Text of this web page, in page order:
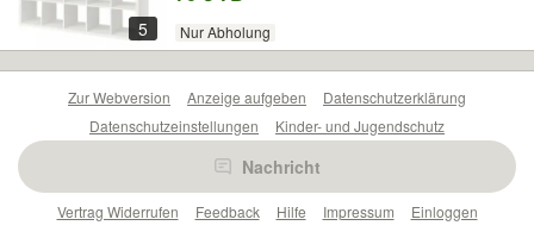
5 Nur Abholung
Nachricht
Zur Webversion Anzeige aufgeben
Datenschutzerklärung
Datenschutzeinstellungen
Kinder- und Jugendschutz
Barrierefreiheitserklärung
Vertrag Widerrufen
Feedback Hilfe Impressum Einloggen